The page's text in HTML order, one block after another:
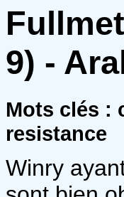
9) -
Mots clés :
resistance
Winry